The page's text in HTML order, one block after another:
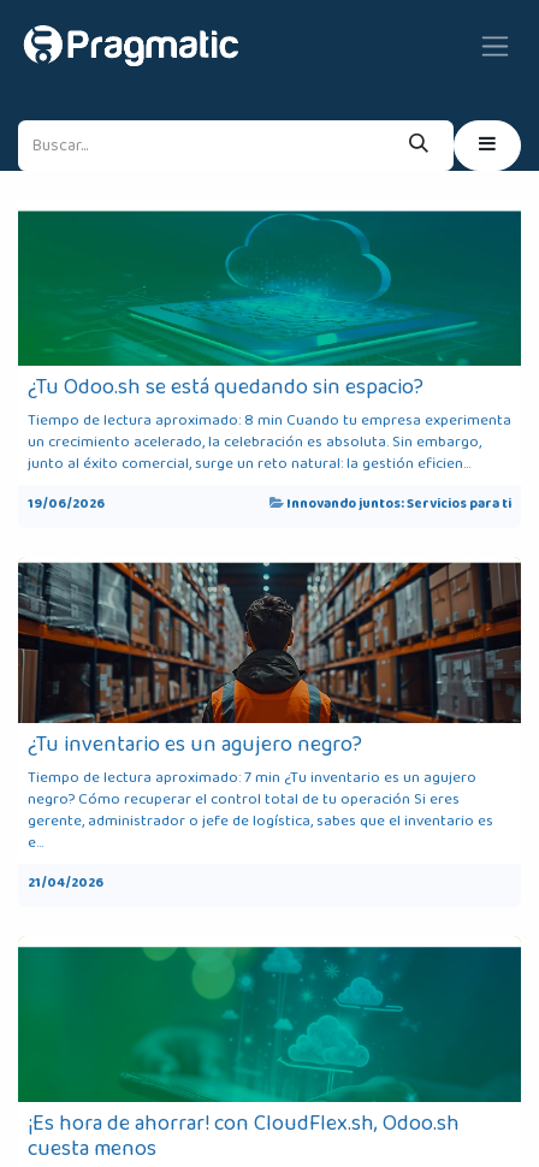
¿Tu Odoo.sh se está quedando sin espacio?
Tiempo de lectura aproximado: 8 min Cuando tu empresa experimenta
un crecimiento acelerado, la celebración es absoluta. Sin embargo,
junto al éxito comercial, surge un reto natural: la gestión eficien...
19/06/2026 Innovando juntos: Servicios para ti
¿Tu inventario es un agujero negro?
Tiempo de lectura aproximado: 7 min ¿Tu inventario es un agujero
negro? Cómo recuperar el control total de tu operación Si eres
gerente, administrador o jefe de logística, sabes que el inventario es
e...
21/04/2026
¡Es hora de ahorrar! con CloudFlex.sh, Odoo.sh
cuesta menos